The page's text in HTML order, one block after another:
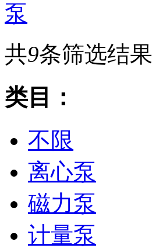
泵
共9条筛选结果
类目：
不限
离心泵
磁力泵
计量泵